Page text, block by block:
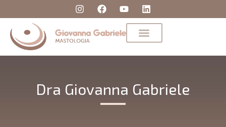
Dra Giovanna Gabriele